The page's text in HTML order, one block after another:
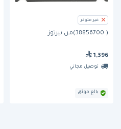
غير متوفر
( 38856700)من بيرتوز
1,396
توصيل مجاني
بائع موثق